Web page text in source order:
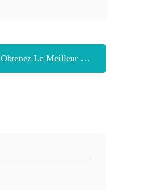
Obtenez Le Meilleur Prix